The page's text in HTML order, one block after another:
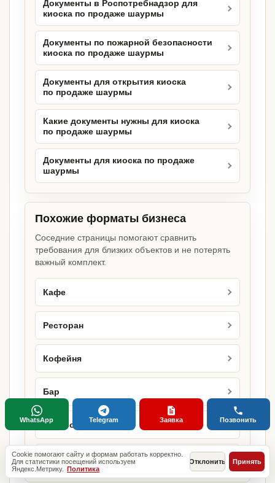
Документы в Роспотребнадзор для
киоска по продаже шаурмы
Документы по пожарной безопасности
киоска по продаже шаурмы
Документы для открытия киоска
по продаже шаурмы
Какие документы нужны для киоска
по продаже шаурмы
Документы для киоска по продаже
шаурмы
Похожие форматы бизнеса
Соседние страницы помогают сравнить
требования для близких объектов и не потерять
важный комплект.
Кафе
Ресторан
Кофейня
Бар
Бистро
Бургерная
Cookie помогают сайту и формам работать корректно.
Для статистики посещений используем
Яндекс.Метрику. Политика
Отклонить Принять
WhatsApp Telegram Заявка Позвонить